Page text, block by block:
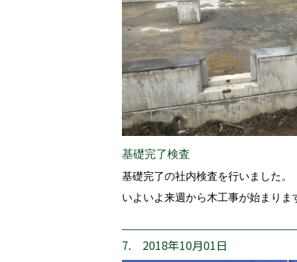
基礎完了検査
基礎完了の社内検査を行いました。
いよいよ来週から木工事が始まりま
7. 2018年10月01日